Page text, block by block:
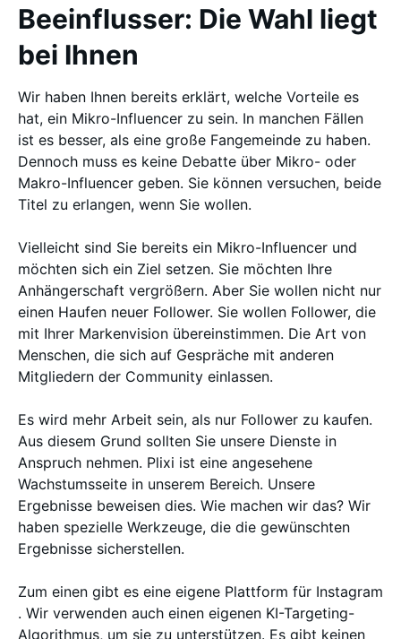
Beeinflusser: Die Wahl liegt
bei Ihnen
Wir haben Ihnen bereits erklärt, welche Vorteile es
hat, ein Mikro-Influencer zu sein. In manchen Fällen
ist es besser, als eine große Fangemeinde zu haben.
Dennoch muss es keine Debatte über Mikro- oder
Makro-Influencer geben. Sie können versuchen, beide
Titel zu erlangen, wenn Sie wollen.
Vielleicht sind Sie bereits ein Mikro-Influencer und
möchten sich ein Ziel setzen. Sie möchten Ihre
Anhängerschaft vergrößern. Aber Sie wollen nicht nur
einen Haufen neuer Follower. Sie wollen Follower, die
mit Ihrer Markenvision übereinstimmen. Die Art von
Menschen, die sich auf Gespräche mit anderen
Mitgliedern der Community einlassen.
Es wird mehr Arbeit sein, als nur Follower zu kaufen.
Aus diesem Grund sollten Sie unsere Dienste in
Anspruch nehmen. Plixi ist eine angesehene
Wachstumsseite in unserem Bereich. Unsere
Ergebnisse beweisen dies. Wie machen wir das? Wir
haben spezielle Werkzeuge, die die gewünschten
Ergebnisse sicherstellen.
Zum einen gibt es eine eigene Plattform für Instagram
. Wir verwenden auch einen eigenen KI-Targeting-
Algorithmus, um sie zu unterstützen. Es gibt keinen